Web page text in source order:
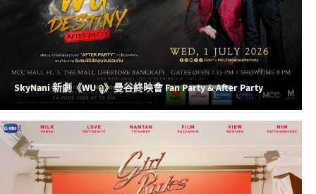
SkyNani 新劇《WU อู》曼谷終映會 Fan Party & After Party